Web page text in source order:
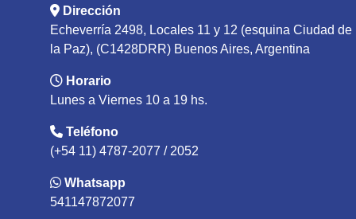
Dirección
Echeverría 2498, Locales 11 y 12 (esquina Ciudad de
la Paz), (C1428DRR) Buenos Aires, Argentina
Horario
Lunes a Viernes 10 a 19 hs.
Teléfono
(+54 11) 4787-2077 / 2052
Whatsapp
541147872077